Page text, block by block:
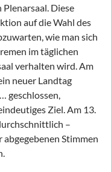
Diese
auf die Wahl des
wie man sich
im täglichen
verhalten wird. Am
neuer Landtag
geschlossen,
Ziel. Am 13.
–
Stimmen